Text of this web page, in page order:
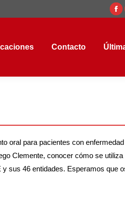
Contacto
oral para pacientes con
Clemente, conocer cómo se utiliza
sus 46 entidades. Esperamos que